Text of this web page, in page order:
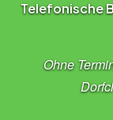
Telefonische
Ohne